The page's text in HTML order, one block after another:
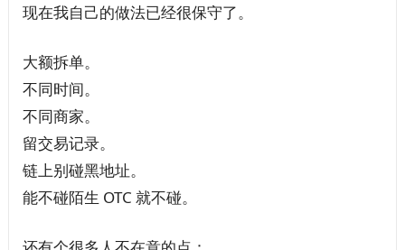
现在我自己的做法已经很保守了。
大额拆单。
不同时间。
不同商家。
留交易记录。
链上别碰黑地址。
能不碰陌生 OTC 就不碰。